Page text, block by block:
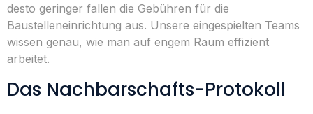
desto geringer fallen die Gebühren für die
Baustelleneinrichtung aus. Unsere eingespielten Teams
wissen genau, wie man auf engem Raum effizient
arbeitet.
Das Nachbarschafts-Protokoll